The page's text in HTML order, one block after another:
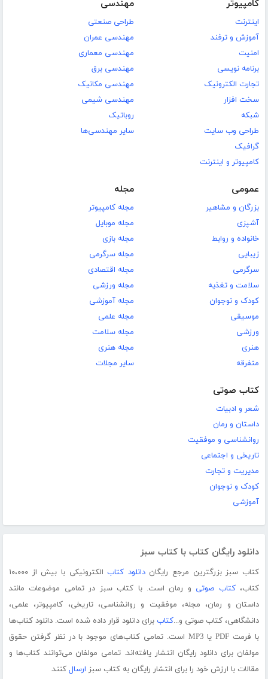
کامپیوتر
اینترنت
آموزش و ترفند
امنیت
برنامه نویسی
تجارت الکترونیک
سخت افزار
شبکه
طراحی وب سایت
گرافیک
کامپیوتر و اینترنت
مهندسی
طراحی صنعتی
مهندسی عمران
مهندسی معماری
مهندسی برق
مهندسی مکانیک
مهندسی شیمی
روباتیک
سایر مهندسی‌ها
عمومی
بزرگان و مشاهیر
آشپزی
خانواده و روابط
زیبایی
سرگرمی
سلامت و تغذیه
کودک و نوجوان
موسیقی
ورزشی
هنری
متفرقه
مجله
مجله کامپیوتر
مجله موبایل
مجله بازی
مجله سرگرمی
مجله اقتصادی
مجله ورزشی
مجله آموزشی
مجله علمی
مجله سلامت
مجله هنری
سایر مجلات
کتاب صوتی
شعر و ادبیات
داستان و رمان
روانشناسی و موفقیت
تاریخی و اجتماعی
مدیریت و تجارت
کودک و نوجوان
آموزشی
دانلود رایگان کتاب با کتاب سبز
کتاب سبز بزرگترین مرجع رایگاندانلود کتاب
الکترونیکی با بیش از ۱۰،۰۰۰
کتاب،کتاب صوتی و رمان است. با کتاب سبز در تمامی موضوعات مانند
داستان و رمان، مجله، موفقیت و روانشناسی، تاریخی، کامپیوتر، علمی،
دانشگاهی، کتاب صوتی و...کتاب برای دانلود قرار داده شده است. دانلود کتاب‌ها
با فرمت PDF یا MP3 است. تمامی کتاب‌های موجود با در نظر گرفتن حقوق
مولفان برای دانلود رایگان انتشار یافته‌اند. تمامی مولفان می‌توانند کتاب‌ها و
مقالات با ارزش خود را برای انتشار رایگان به کتاب سبز ارسال کنند.